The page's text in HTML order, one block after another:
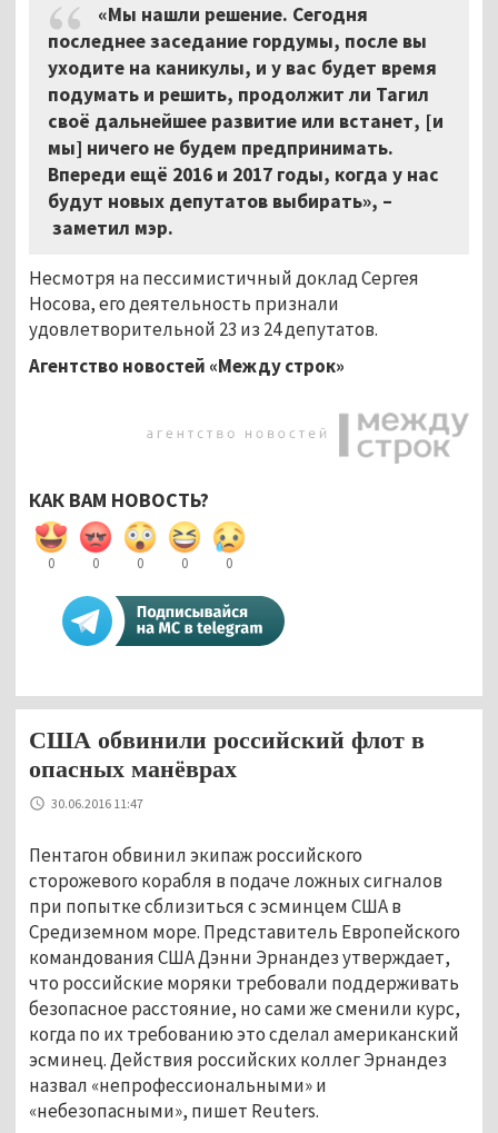
«Мы нашли решение. Сегодня
последнее заседание гордумы, после вы
уходите на каникулы, и у вас будет время
подумать и решить, продолжит ли Тагил
своё дальнейшее развитие или встанет, [и
мы] ничего не будем предпринимать.
Впереди ещё 2016 и 2017 годы, когда у нас
будут новых депутатов выбирать», –
заметил мэр.
Несмотря на пессимистичный доклад Сергея
Носова, его деятельность признали
удовлетворительной 23 из 24 депутатов.
Агентство новостей «Между строк»
КАК ВАМ НОВОСТЬ?
0 0 0 0 0
США обвинили российский флот в
опасных манёврах
30.06.2016 11:47
Пентагон обвинил экипаж российского
сторожевого корабля в подаче ложных сигналов
при попытке сблизиться с эсминцем США в
Средиземном море. Представитель Европейского
командования США Дэнни Эрнандез утверждает,
что российские моряки требовали поддерживать
безопасное расстояние, но сами же сменили курс,
когда по их требованию это сделал американский
эсминец. Действия российских коллег Эрнандез
назвал «непрофессиональными» и
«небезопасными», пишет Reuters.